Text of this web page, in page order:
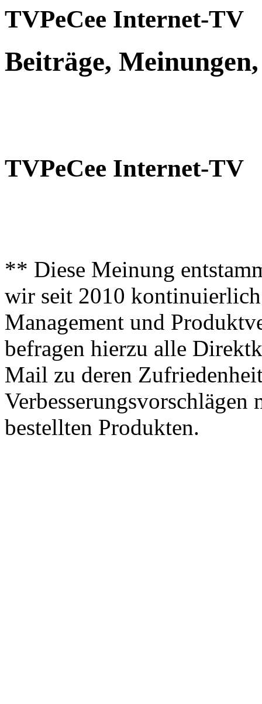
TVPeCee Internet-TV
Beiträge,
TVPeCee Internet-TV
** Diese Meinung
wir seit 2010
Management und
befragen hierzu alle
Mail zu deren
bestellten Produkten.